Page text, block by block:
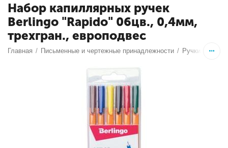
Набор капиллярных ручек
Berlingo "Rapido" 06цв., 0,4мм,
трехгран., европодвес
Главная / Письменные и чертежные принадлежности / Ручки